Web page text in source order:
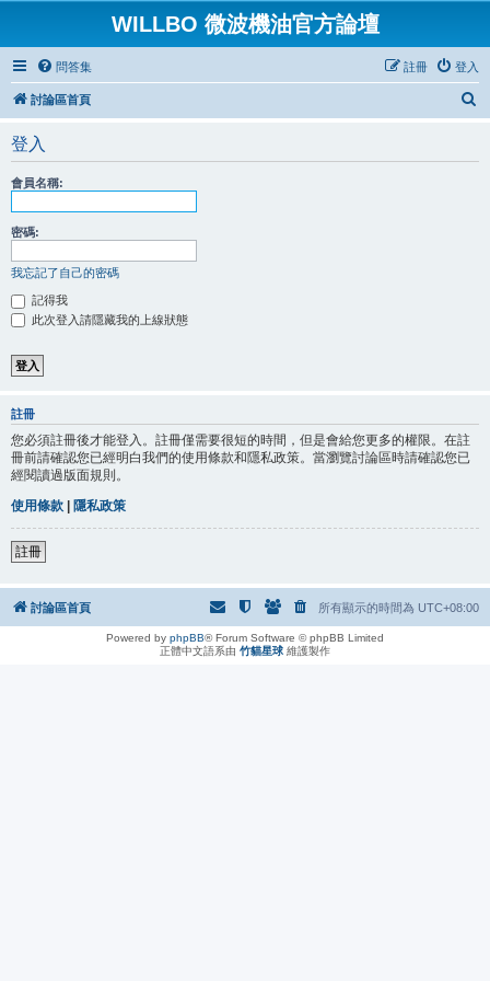
WILLBO 微波機油官方論壇
問答集 登入
註冊
討論區首頁
登入
會員名稱:
密碼:
我忘記了自己的密碼
記得我
此次登入請隱藏我的上線狀態
註冊
您必須註冊後才能登入。註冊僅需要很短的時間，但是會給您更多的權限。在註
冊前請確認您已經明白我們的使用條款和隱私政策。當瀏覽討論區時請確認您已
經閱讀過版面規則。
使用條款 | 隱私政策
註冊
討論區首頁 所有顯示的時間為 UTC+08:00
Powered by phpBB® Forum Software © phpBB Limited
正體中文語系由 竹貓星球 維護製作